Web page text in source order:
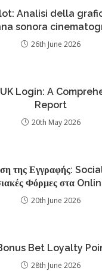
Analisi della
sonora
26th June 2026
Login: A
Report
20th May 2026
της Εγγραφής:
Φόρμες στα
20th June 2026
Bet Loyalty
28th June 2026